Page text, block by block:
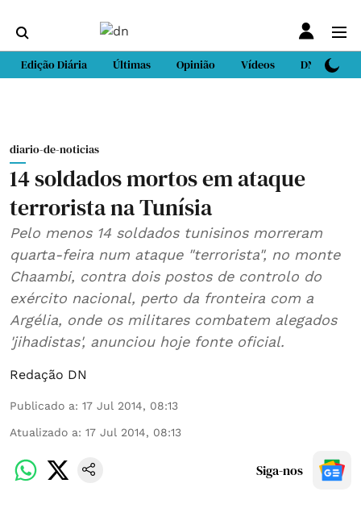
Edição Diária Últimas Opinião Vídeos DN Sport
diario-de-noticias
14 soldados mortos em ataque
terrorista na Tunísia
Pelo menos 14 soldados tunisinos morreram
quarta-feira num ataque "terrorista", no monte
Chaambi, contra dois postos de controlo do
exército nacional, perto da fronteira com a
Argélia, onde os militares combatem alegados
'jihadistas', anunciou hoje fonte oficial.
Redação DN
Publicado a: 17 Jul 2014, 08:13
Atualizado a: 17 Jul 2014, 08:13
Siga-nos